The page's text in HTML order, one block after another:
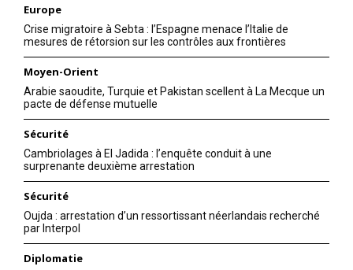
Europe
Crise migratoire à Sebta : l’Espagne menace l’Italie de
mesures de rétorsion sur les contrôles aux frontières
Moyen-Orient
Arabie saoudite, Turquie et Pakistan scellent à La Mecque un
pacte de défense mutuelle
Sécurité
Cambriolages à El Jadida : l’enquête conduit à une
surprenante deuxième arrestation
Sécurité
Oujda : arrestation d’un ressortissant néerlandais recherché
par Interpol
Diplomatie